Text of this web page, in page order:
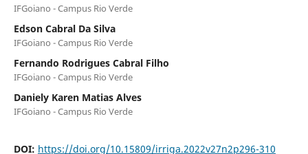
IFGoiano - Campus Rio Verde
Edson Cabral Da Silva
IFGoiano - Campus Rio Verde
Fernando Rodrigues Cabral Filho
IFGoiano - Campus Rio Verde
Daniely Karen Matias Alves
IFGoiano - Campus Rio Verde
DOI: https://doi.org/10.15809/irriga.2022v27n2p296-310